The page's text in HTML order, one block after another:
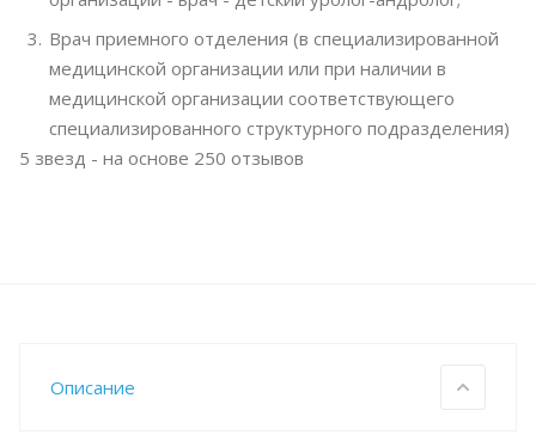
Врач приемного отделения (в специализированной
медицинской организации или при наличии в
медицинской организации соответствующего
специализированного структурного подразделения)
5 звезд - на основе 250 отзывов
Описание